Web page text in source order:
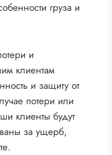
груза и
и
клиентам
и защиту от
потери или
клиенты будут
за ущерб,